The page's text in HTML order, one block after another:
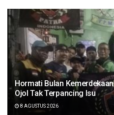
Hormati Bulan
Ojol Tak Terpancing Isu
8 AGUSTUS 2026